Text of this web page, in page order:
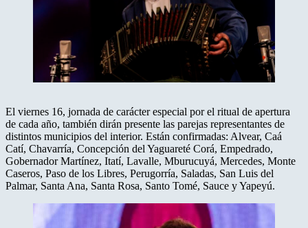
El viernes 16, jornada de carácter especial por el ritual de apertura
de cada año, también dirán presente las parejas representantes de
distintos municipios del interior. Están confirmadas: Alvear, Caá
Catí, Chavarría, Concepción del Yaguareté Corá, Empedrado,
Gobernador Martínez, Itatí, Lavalle, Mburucuyá, Mercedes, Monte
Caseros, Paso de los Libres, Perugorría, Saladas, San Luis del
Palmar, Santa Ana, Santa Rosa, Santo Tomé, Sauce y Yapeyú.